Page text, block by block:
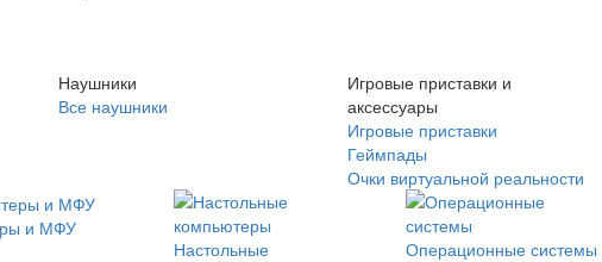
Наушники
Все наушники
Игровые приставки и
аксессуары
Игровые приставки
Геймпады
Очки виртуальной реальности
и МФУ
Настольные
Операционные системы